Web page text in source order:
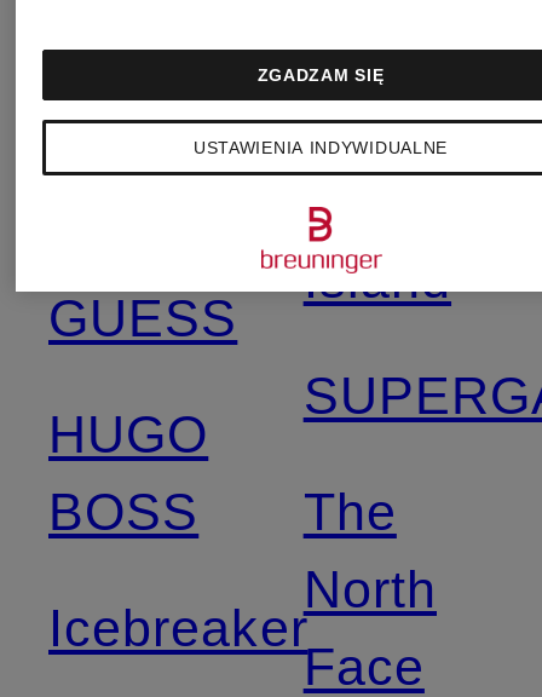
G-star
GUESS
HUGO
BOSS
Icebreaker
Stone
Island
The
North
Face
USTAWIENIA INDYWIDUALNE
ZGADZAM SIĘ